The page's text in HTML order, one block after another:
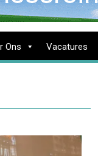
Ons Vacatures